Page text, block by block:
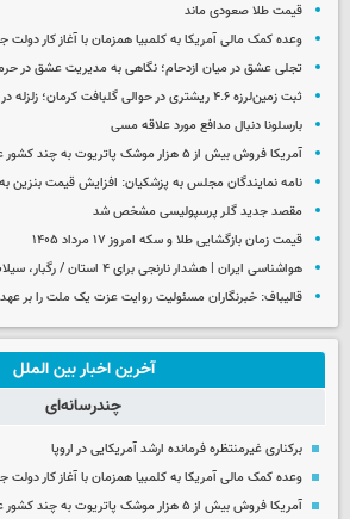
قیمت طلا صعودی ماند
وعده کمک مالی آمریکا به کلمبیا همزمان با آغاز کار دولت
تجلی عشق در میان ازدحام؛ نگاهی به مدیریت عشق در
ثبت زمین‌لرزه ۴.۶ ریشتری در حوالی گلبافت کرمان؛ زلزله در عمق ۸ کیلومتری
بارسلونا دنبال مدافع مورد علاقه مسی
آمریکا فروش بیش از ۵ هزار موشک پاتریوت به چند کشور عربی را تائید کرد
نامه نمایندگان مجلس به پزشکیان: افزایش قیمت بنزین
مقصد جدید گلر پرسپولیسی مشخص شد
قیمت زمان بازگشایی طلا و سکه امروز ۱۷ مرداد ۱۴۰۵
هواشناسی ایران | هشدار نارنجی برای ۴ استان / رگبار، سیلاب و رعد و برق در شمال
قالیباف: خبرنگاران مسئولیت روایت عزت یک ملت را بر
آخرین اخبار بین الملل
چندرسانه‌ای
برکناری غیرمنتظره فرمانده ارشد آمریکایی در اروپا
وعده کمک مالی آمریکا به کلمبیا همزمان با آغاز کار دولت
آمریکا فروش بیش از ۵ هزار موشک پاتریوت به چند کشور عربی را تائید کرد